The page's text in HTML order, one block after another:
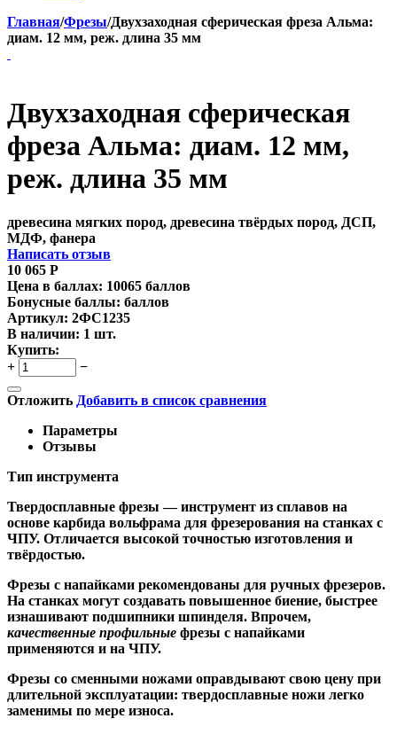
Главная/Фрезы/Двухзаходная сферическая фреза Альма:
диам. 12 мм, реж. длина 35 мм
Двухзаходная сферическая
фреза Альма: диам. 12 мм,
реж. длина 35 мм
древесина мягких пород, древесина твёрдых пород, ДСП,
МДФ, фанера
Написать отзыв
10 065 Р
Цена в баллах: 10065 баллов
Бонусные баллы: баллов
Артикул: 2ФС1235
В наличии: 1 шт.
Купить:
+
−
Отложить Добавить в список сравнения
Параметры
Отзывы
Тип инструмента
Твердосплавные фрезы — инструмент из сплавов на
основе карбида вольфрама для фрезерования на станках с
ЧПУ. Отличается высокой точностью изготовления и
твёрдостью.
Фрезы с напайками рекомендованы для ручных фрезеров.
На станках могут создавать повышенное биение, быстрее
изнашивают подшипники шпинделя. Впрочем,
качественные профильные фрезы с напайками
применяются и на ЧПУ.
Фрезы со сменными ножами оправдывают свою цену при
длительной эксплуатации: твердосплавные ножи легко
заменимы по мере износа.